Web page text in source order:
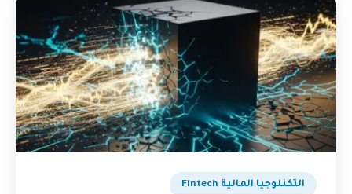
التكنلوجيا المالية Fintech